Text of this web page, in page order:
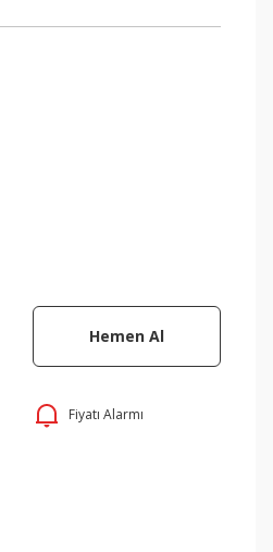
Hemen Al
Fiyatı Alarmı